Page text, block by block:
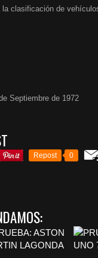
clasificación de
Septiembre de 1972
Repost 0